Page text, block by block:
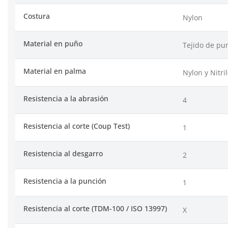
Costura Nylon
Material en puño Tejido de
Material en palma Nylon y
Resistencia a la abrasión 4
Resistencia al corte (Coup Test) 1
Resistencia al desgarro 2
Resistencia a la punción 1
Resistencia al corte (TDM-100 / ISO 13997) X